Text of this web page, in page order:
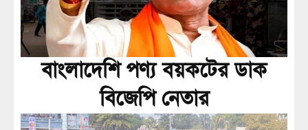
বাংলাদেশি পণ্য বয়কটের ডাক
বিজেপি নেতার